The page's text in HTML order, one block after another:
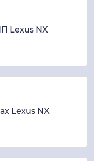
Lexus NX
Lexus NX